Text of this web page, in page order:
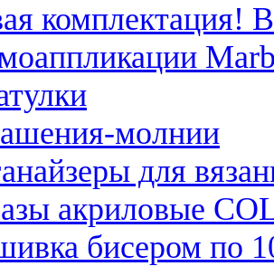
комплектация!
молнии
для
акриловые
бисером по